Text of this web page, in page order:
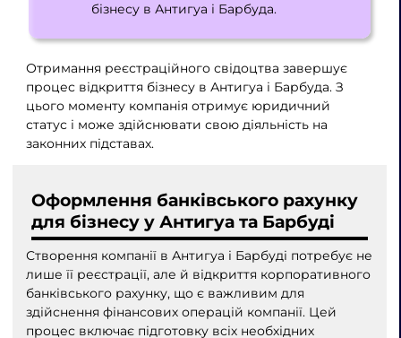
бізнесу в Антигуа і Барбуда.
Отримання реєстраційного свідоцтва завершує
процес відкриття бізнесу в Антигуа і Барбуда. З
цього моменту компанія отримує юридичний
статус і може здійснювати свою діяльність на
законних підставах.
Оформлення банківського рахунку
для бізнесу у Антигуа та Барбуді
Створення компанії в Антигуа і Барбуді потребує не
лише її реєстрації, але й відкриття корпоративного
банківського рахунку, що є важливим для
здійснення фінансових операцій компанії. Цей
процес включає підготовку всіх необхідних